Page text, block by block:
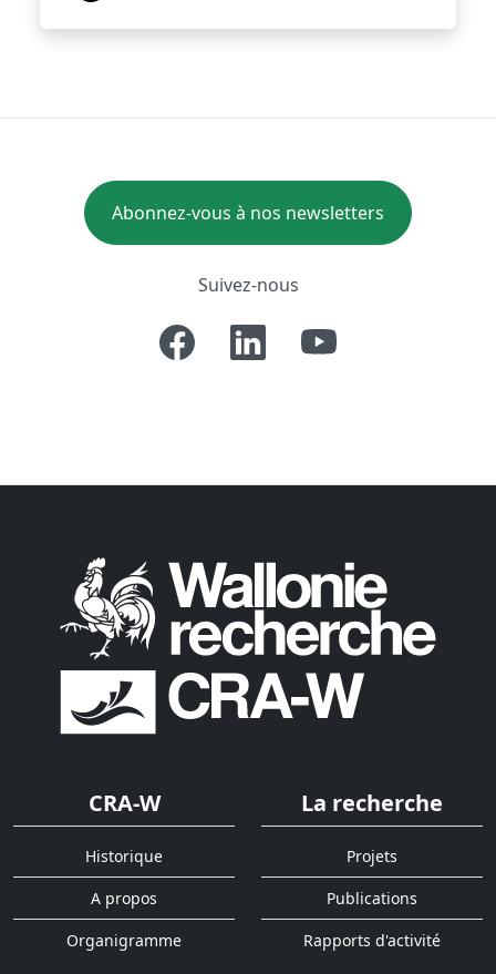
Abonnez-vous à nos newsletters
Suivez-nous
CRA-W
Historique
A propos
Organigramme
La recherche
Projets
Publications
Rapports d'activité